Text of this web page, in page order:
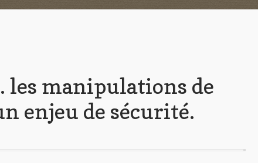
manipulations de
enjeu de sécurité.